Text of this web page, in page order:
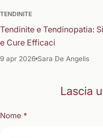
TENDINITE
Tendinite e Tendinopatia:
e Cure Efficaci
9 apr 2026 Sara De Angelis
Lascia
Nome *